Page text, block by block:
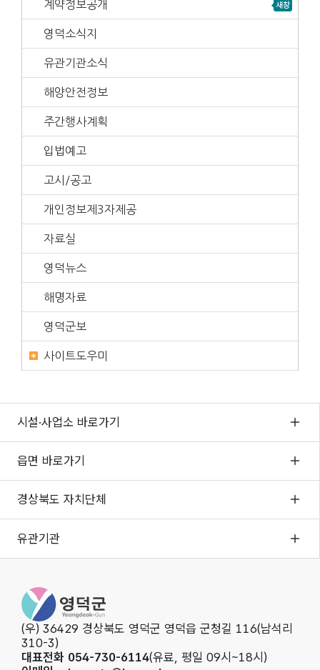
계약정보공개
영덕소식지
유관기관소식
해양안전정보
주간행사계획
입법예고
고시/공고
개인정보제3자제공
자료실
영덕뉴스
해명자료
영덕군보
사이트도우미
시설·사업소 바로가기
읍면 바로가기
경상북도 자치단체
유관기관
영덕군청
(우) 36429 경상북도 영덕군 영덕읍 군청길 116(남석리
310-3)
대표전화 054-730-6114(유료, 평일 09시~18시)